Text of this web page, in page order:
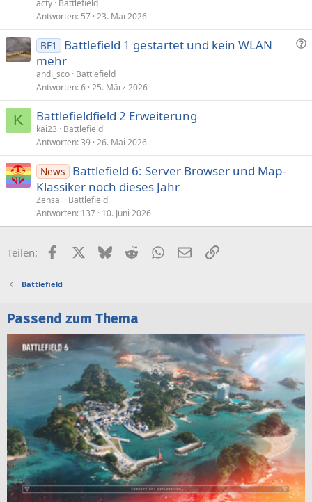
acty Battlefield
Antworten 57 23. Mai 2026
F
e
BF1
Battlefield 1 gestartet und kein WLAN
mehr
andi_sco Battlefield
Antworten 6 25. März 2026
K Battlefieldfield 2 Erweiterung
kai23
Battlefield
Antworten 39 26. Mai 2026
News
Battlefield 6: Server Browser und Map-
Klassiker noch dieses Jahr
Zensai
Battlefield
Antworten 137 10. Juni 2026
Teilen: FacebookX (Twitter)
BlueskyRedditWhatsApp
E-MailLink
Battlefield
Passend zum Thema